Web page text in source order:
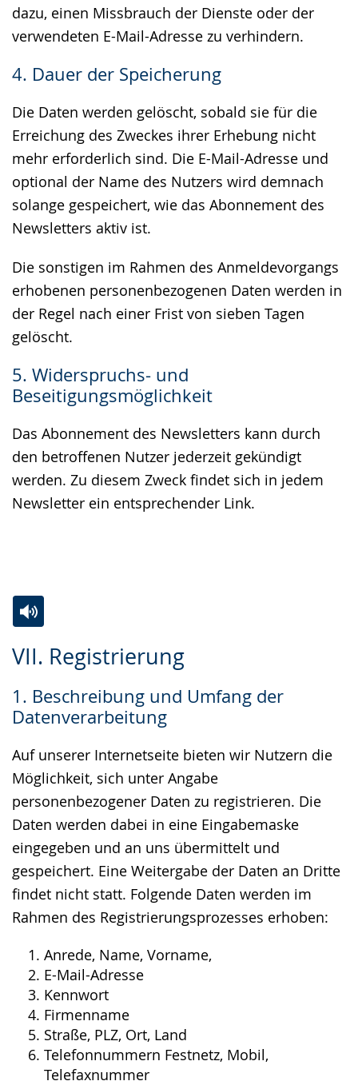
dazu, einen Missbrauch der Dienste oder der
verwendeten E-Mail-Adresse zu verhindern.
4. Dauer der Speicherung
Die Daten werden gelöscht, sobald sie für die
Erreichung des Zweckes ihrer Erhebung nicht
mehr erforderlich sind. Die E-Mail-Adresse und
optional der Name des Nutzers wird demnach
solange gespeichert, wie das Abonnement des
Newsletters aktiv ist.
Die sonstigen im Rahmen des Anmeldevorgangs
erhobenen personenbezogenen Daten werden in
der Regel nach einer Frist von sieben Tagen
gelöscht.
5. Widerspruchs- und
Beseitigungsmöglichkeit
Das Abonnement des Newsletters kann durch
den betroffenen Nutzer jederzeit gekündigt
werden. Zu diesem Zweck findet sich in jedem
Newsletter ein entsprechender Link.
VII. Registrierung
1. Beschreibung und Umfang der
Datenverarbeitung
Auf unserer Internetseite bieten wir Nutzern die
Möglichkeit, sich unter Angabe
personenbezogener Daten zu registrieren. Die
Daten werden dabei in eine Eingabemaske
eingegeben und an uns übermittelt und
gespeichert. Eine Weitergabe der Daten an Dritte
findet nicht statt. Folgende Daten werden im
Rahmen des Registrierungsprozesses erhoben:
Anrede, Name, Vorname,
E-Mail-Adresse
Kennwort
Firmenname
Straße, PLZ, Ort, Land
Telefonnummern Festnetz, Mobil,
Telefaxnummer
Leichten
wechseln.
Audio-
Video
Deutscher
wird
angezeigt.